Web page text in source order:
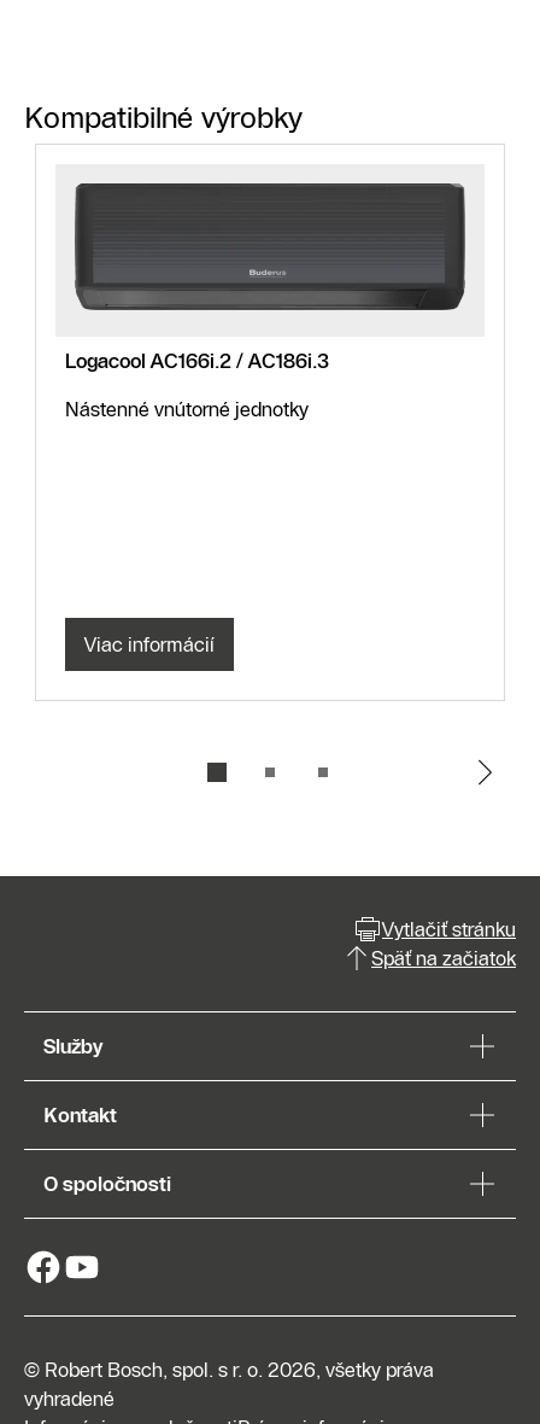
Kompatibilné výrobky
Logacool AC166i.2 / AC186i.3
Nástenné vnútorné jednotky
Viac informácií
Vytlačiť stránku
Späť na začiatok
Služby
Kontakt
O spoločnosti
© Robert Bosch, spol. s r. o. 2026, všetky práva
vyhradené